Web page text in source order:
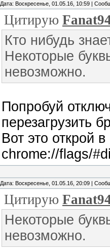
Дата: Воскресенье, 01.05.16, 10:59 |
Цитирую
Кто нибудь
Некоторые
невозможно.
Попробуй
перезагрузить
Вот это открой
chrome://flags/
Дата: Воскресенье, 01.05.16, 20:09 |
Цитирую
Некоторые
невозможно.